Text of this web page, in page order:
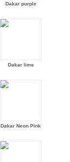
Dakar purple
Dakar lime
Dakar Neon Pink